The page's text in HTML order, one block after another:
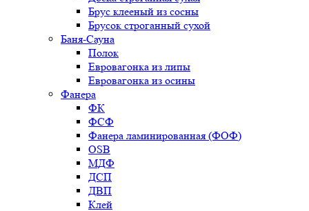
Брус клееный из сосны
Брусок строганный сухой
Баня-Сауна
Полок
Евровагонка из липы
Евровагонка из осины
Фанера
ФК
ФСФ
Фанера ламинированная (ФОФ)
OSB
МДФ
ДСП
ДВП
Клей